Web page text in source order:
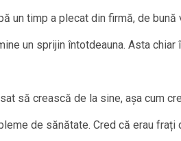
un timp a plecat din firmă, de
un sprijin întotdeauna. Asta chiar
să crească de la sine, așa cum
de sănătate. Cred că erau